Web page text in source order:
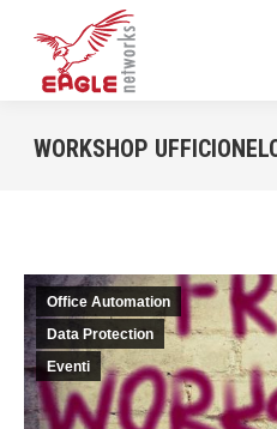
WORKSHOP
Office Automation
Data Protection
Eventi